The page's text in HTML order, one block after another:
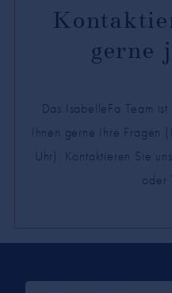
gerne
Das IsabelleFa Team
Ihnen gerne Ihre Fragen
Uhr). Kontaktieren Sie
oder